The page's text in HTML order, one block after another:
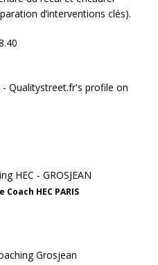
d’interventions clés).
HEC PARIS